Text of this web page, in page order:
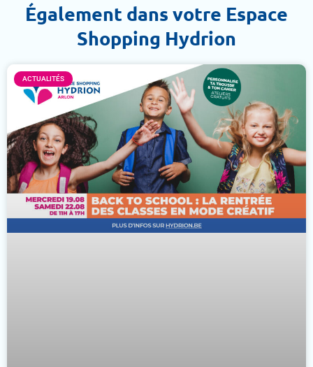
Également dans votre Espace
Shopping Hydrion
ACTUALITÉS